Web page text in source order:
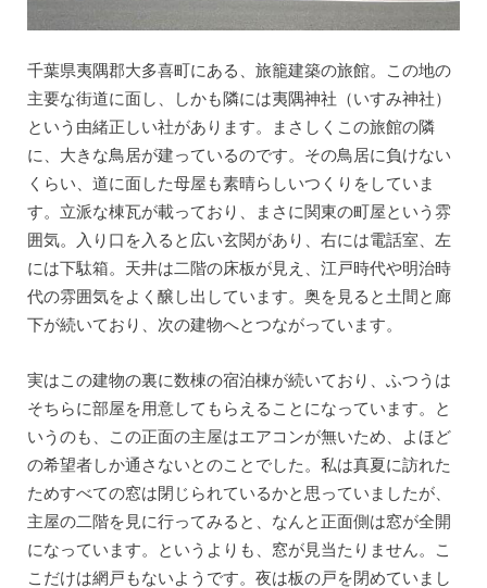
千葉県夷隅郡大多喜町にある、旅籠建築の旅館。この地の
主要な街道に面し、しかも隣には夷隅神社（いすみ神社）
という由緒正しい社があります。まさしくこの旅館の隣
に、大きな鳥居が建っているのです。その鳥居に負けない
くらい、道に面した母屋も素晴らしいつくりをしていま
す。立派な棟瓦が載っており、まさに関東の町屋という雰
囲気。入り口を入ると広い玄関があり、右には電話室、左
には下駄箱。天井は二階の床板が見え、江戸時代や明治時
代の雰囲気をよく醸し出しています。奥を見ると土間と廊
下が続いており、次の建物へとつながっています。
実はこの建物の裏に数棟の宿泊棟が続いており、ふつうは
そちらに部屋を用意してもらえることになっています。と
いうのも、この正面の主屋はエアコンが無いため、よほど
の希望者しか通さないとのことでした。私は真夏に訪れた
ためすべての窓は閉じられているかと思っていましたが、
主屋の二階を見に行ってみると、なんと正面側は窓が全開
になっています。というよりも、窓が見当たりません。こ
こだけは網戸もないようです。夜は板の戸を閉めていまし